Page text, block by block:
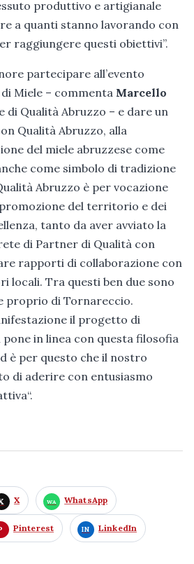
produttivo e artigianale
a quanti stanno lavorando con
raggiungere questi obiettivi”.
partecipare all’evento
Miele – commenta Marcello
di Qualità Abruzzo – e dare un
Qualità Abruzzo, alla
del miele abruzzese come
come simbolo di tradizione
Abruzzo è per vocazione
del territorio e dei
tanto da aver avviato la
di Partner di Qualità con
rapporti di collaborazione con
locali. Tra questi ben due sono
proprio di Tornareccio.
il progetto di
in linea con questa filosofia
è per questo che il nostro
di aderire con entusiasmo
X WhatsApp
Pinterest LinkedIn